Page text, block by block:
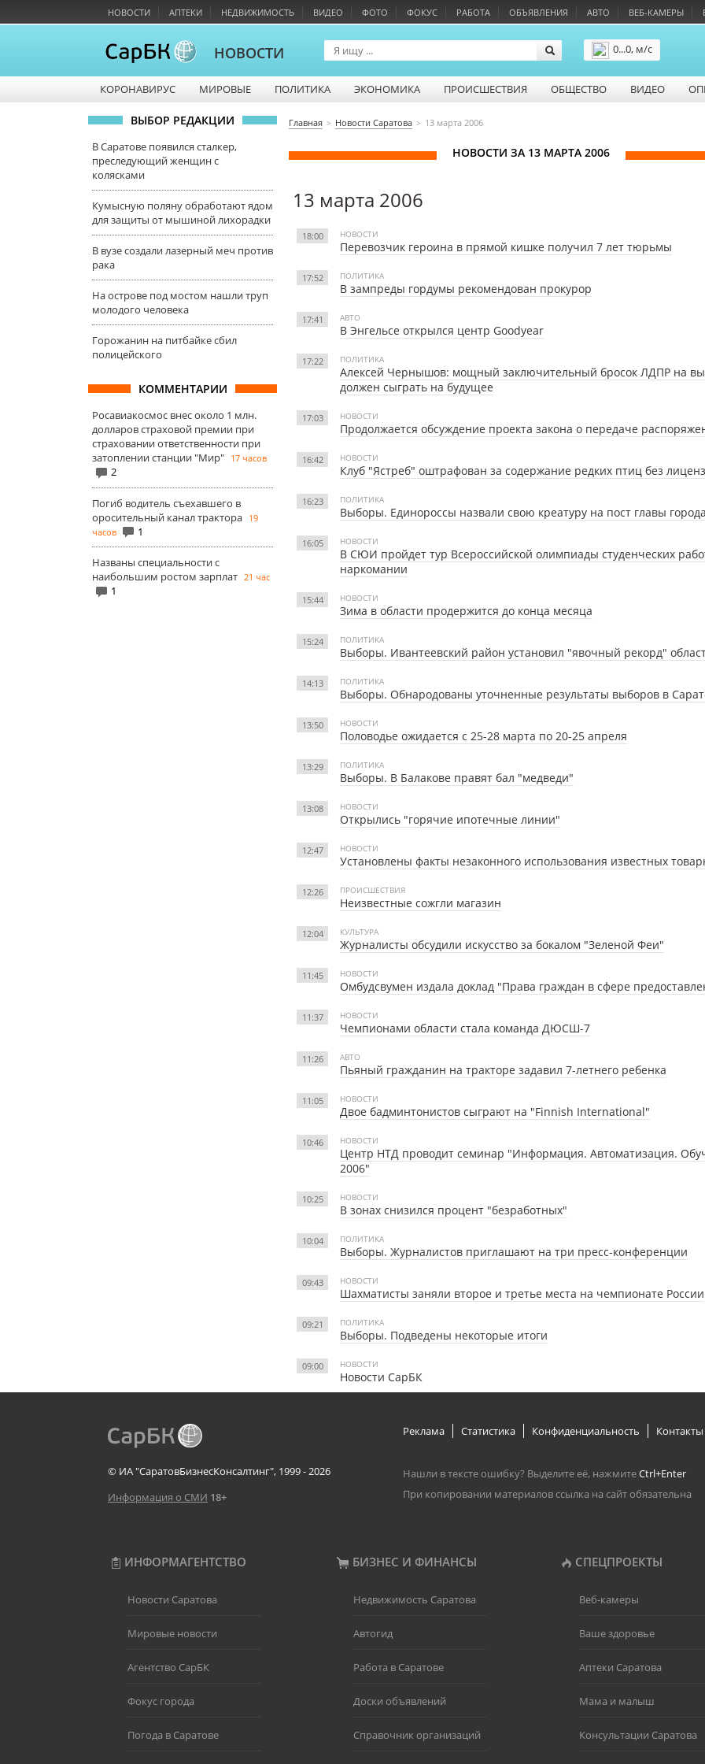
НОВОСТИ АПТЕКИ НЕДВИЖИМОСТЬ ВИДЕО ФОТО ФОКУС РАБОТА ОБЪЯВЛЕНИЯ АВТО ВЕБ-КАМЕРЫ
НОВОСТИ
0...0, м/с
КОРОНАВИРУС МИРОВЫЕ ПОЛИТИКА ЭКОНОМИКА ПРОИСШЕСТВИЯ ОБЩЕСТВО ВИДЕО
ВЫБОР РЕДАКЦИИ
В Саратове появился сталкер,
преследующий женщин с
колясками
Кумысную поляну обработают ядом
для защиты от мышиной лихорадки
В вузе создали лазерный меч против
рака
На острове под мостом нашли труп
молодого человека
Горожанин на питбайке сбил
полицейского
КОММЕНТАРИИ
Росавиакосмос внес около 1 млн.
долларов страховой премии при
страховании ответственности при
затоплении станции "Мир" 17 часов
2
Погиб водитель съехавшего в
оросительный канал трактора 19
часов
1
Названы специальности с
наибольшим ростом зарплат 21 час
1
Главная Новости Саратова 13 марта 2006
НОВОСТИ ЗА 13 МАРТА 2006
13 марта 2006
18:00 НОВОСТИ
Перевозчик героина в прямой кишке получил 7 лет тюрьмы
17:52 ПОЛИТИКА
В зампреды гордумы рекомендован прокурор
17:41 АВТО
В Энгельсе открылся центр Goodyear
17:22 ПОЛИТИКА
Алексей Чернышов: мощный заключительный бросок ЛДПР на
должен сыграть на будущее
17:03 НОВОСТИ
Продолжается обсуждение проекта закона о передаче
16:42 НОВОСТИ
Клуб "Ястреб" оштрафован за содержание редких птиц без
16:23 ПОЛИТИКА
Выборы. Единороссы назвали свою креатуру на пост главы города
16:05 НОВОСТИ
В СЮИ пройдет тур Всероссийской олимпиады студенческих
наркомании
15:44 НОВОСТИ
Зима в области продержится до конца месяца
15:24 ПОЛИТИКА
Выборы. Ивантеевский район установил "явочный рекорд"
14:13 ПОЛИТИКА
Выборы. Обнародованы уточненные результаты выборов в
13:50 НОВОСТИ
Половодье ожидается с 25-28 марта по 20-25 апреля
13:29 ПОЛИТИКА
Выборы. В Балакове правят бал "медведи"
13:08 НОВОСТИ
Открылись "горячие ипотечные линии"
12:47 НОВОСТИ
Установлены факты незаконного использования известных
12:26 ПРОИСШЕСТВИЯ
Неизвестные сожгли магазин
12:04 КУЛЬТУРА
Журналисты обсудили искусство за бокалом "Зеленой Феи"
11:45 НОВОСТИ
Омбудсвумен издала доклад "Права граждан в сфере
11:37 НОВОСТИ
Чемпионами области стала команда ДЮСШ-7
11:26 АВТО
Пьяный гражданин на тракторе задавил 7-летнего ребенка
11:05 НОВОСТИ
Двое бадминтонистов сыграют на "Finnish International"
10:46 НОВОСТИ
Центр НТД проводит семинар "Информация. Автоматизация.
2006"
10:25 НОВОСТИ
В зонах снизился процент "безработных"
10:04 ПОЛИТИКА
Выборы. Журналистов приглашают на три пресс-конференции
09:43 НОВОСТИ
Шахматисты заняли второе и третье места на чемпионате России
09:21 ПОЛИТИКА
Выборы. Подведены некоторые итоги
09:00 НОВОСТИ
Новости СарБК
© ИА "СаратовБизнесКонсалтинг", 1999 - 2026
Информация о СМИ 18+
Реклама Статистика Конфиденциальность Контакты
Нашли в тексте ошибку? Выделите её, нажмитеCtrl+Enter
При копировании материалов ссылка на сайт обязательна
ИНФОРМАГЕНТСТВО БИЗНЕС И ФИНАНСЫ СПЕЦПРОЕКТЫ
Новости Саратова
Мировые новости
Агентство СарБК
Фокус города
Погода в Саратове
Недвижимость Саратова
Автогид
Работа в Саратове
Доски объявлений
Справочник организаций
Веб-камеры
Ваше здоровье
Аптеки Саратова
Мама и малыш
Консультации Саратова